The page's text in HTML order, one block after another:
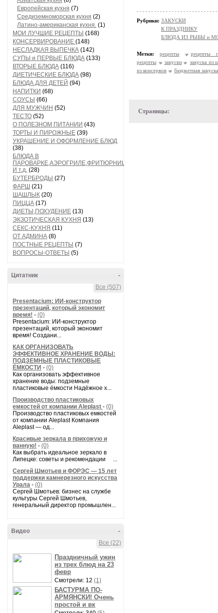
Европейская кухня (7)
Средиземноморская кухня (2)
Латино-американская кухня. (1)
МОИ ЛУЧШИЕ РЕЦЕПТЫ (168)
КОНСЕРВИРОВАНИЕ (148)
НЕСЛАДКАЯ ВЫПЕЧКА (142)
СУПЫ и ПЕРВЫЕ БЛЮДА (133)
ВТОРЫЕ БЛЮДА (116)
ДИЕТИЧЕСКИЕ БЛЮДА (98)
БЛЮДА ДЛЯ ДЕТЕЙ (94)
НАПИТКИ (68)
СОУСЫ (66)
ДЛЯ МУЖЧИН (52)
ТЕСТО (52)
О ПОЛЕЗНОМ ПИТАНИИ (43)
ТОРТЫ И ПИРОЖНЫЕ (39)
УКРАШЕНИЕ И ОФОРМЛЕНИЕ БЛЮД
(38)
БЛЮДА В
ПАРОВАРКЕ,АЭРОГРИЛЕ,ФРИТЮРНИЦЕ
И т.д. (28)
БУТЕРБРОДЫ (27)
ФАРШ (21)
ШАШЛЫК (20)
ПИЦЦА (17)
ДИЕТЫ,ПОХУДЕНИЕ (13)
ЭКЗОТИЧЕСКАЯ КУХНЯ (13)
СЕКС-КУХНЯ (11)
ОТ АДМИНА (8)
ПОСТНЫЕ РЕЦЕПТЫ (7)
ВОПРОСЫ-ОТВЕТЫ (5)
-
Цитатник
Все (507)
Presentacium: ИИ‑конструктор
презентаций, который экономит
время! - (0)
Presentacium: ИИ‑конструктор
презентаций, который экономит
время! Создани...
КАК ОРГАНИЗОВАТЬ
ЭФФЕКТИВНОЕ ХРАНЕНИЕ ВОДЫ:
ПОДЗЕМНЫЕ ПЛАСТИКОВЫЕ
ЁМКОСТИ - (0)
Как организовать эффективное
хранение воды: подземные
пластиковые ёмкости Надёжное х...
Производство пластиковых
емкостей от компании Aleplast - (0)
Производство пластиковых емкостей
от компании Aleplast Компания
Aleplast — од...
Красивые зеркала в прихожую и
ванную! - (0)
Как выбрать идеальное зеркало в
Липецке: советы и рекомендации ...
Сергей Шмотьев и ФОРЭС — 15 лет
поддержки камнерезного искусства
Урала - (0)
Сергей Шмотьев: бизнес на службе
культуры Сергей Шмотьев,
генеральный директор промышлен...
-
Видео
Все (22)
Праздничный ужин
из трех блюд на 23
февр
Смотрели: 12 (1)
БАСТУРМА ПО-
АРМЯНСКИ! Очень
простой и вк
Рубрики: ЗАКУСКИ
К ПРАЗДНИКУ
БЛЮДА ИЗ РЫБЫ и
Метки: рецепты
рецепты
рецепты
закуски
закуска из
из консервов
бюджетная закуска
Страницы: